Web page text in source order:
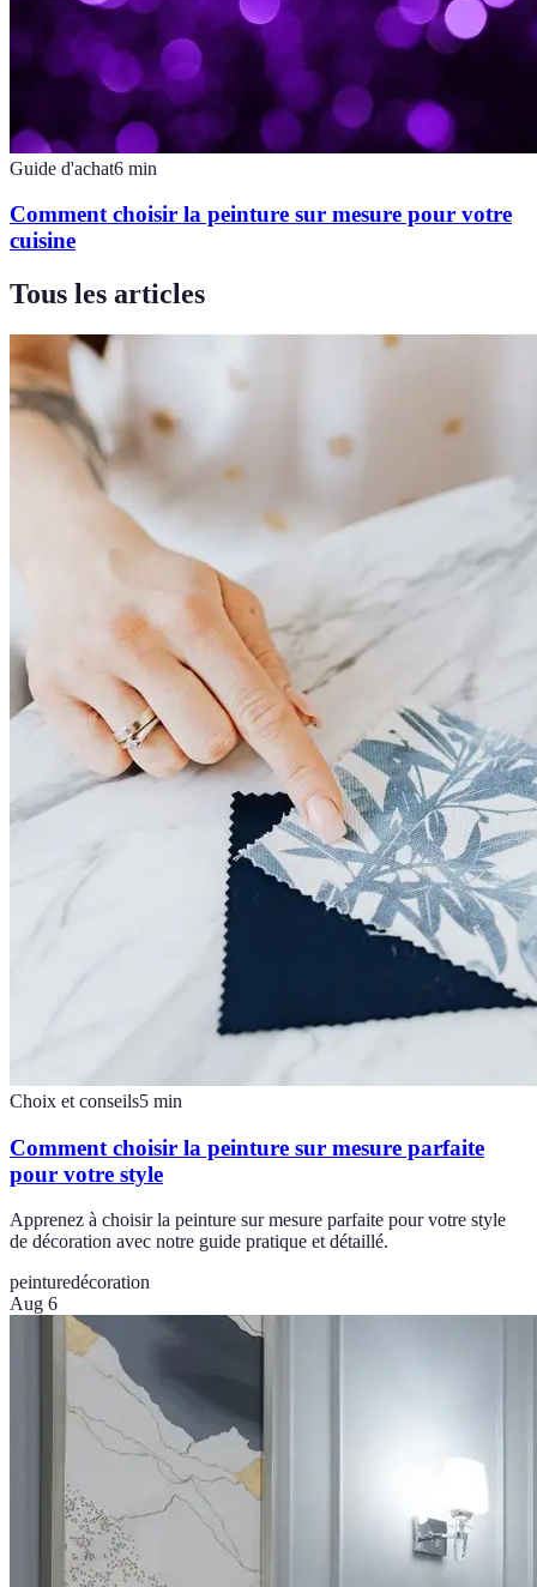
Guide d'achat6 min
Comment choisir la peinture sur mesure pour votre
cuisine
Tous les articles
Choix et conseils5 min
Comment choisir la peinture sur mesure parfaite
pour votre style
Apprenez à choisir la peinture sur mesure parfaite pour votre style
de décoration avec notre guide pratique et détaillé.
peinturedécoration
Aug 6